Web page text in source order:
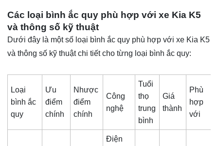
Các loại bình ắc quy phù hợp với xe Kia K5
và thông số kỹ thuật
Dưới đây là một số loại bình ắc quy phù hợp với xe Kia K5
và thông số kỹ thuật chi tiết cho từng loại bình ắc quy:
Loại
bình ắc
quy
Ưu
điểm
chính
Nhược
điểm
chính
Công
nghệ
Tuổi
thọ
trung
bình
Giá
thành
Phù
hợp
với
Điện